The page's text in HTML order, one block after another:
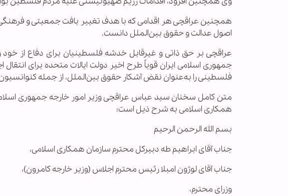
همچنین عراقچی هر اقدامی که با هدف تغییر بافت جمعیتی و
اصول عدالت و حقوق بین‌الملل دانست.
عراقچی بر حق ذاتی و غیرقابل خدشه فلسطینیان برای دفاع از خود و
جمهوری اسلامی ایران قویاً طرح اخیر دولت ایالات متحده برای
فلسطینی را به‌عنوان نقض آشکار حقوق بین‌الملل، از جمله
متن کامل سخنان سید عباس عراقچی وزیر امور خارجه جمهوری
همکاری اسلامی به شرح ذیل است:
بسم الله الرحمن الرحیم
جناب آقای ابراهیم طه دبیرکل محترم سازمان همکاری اسلامی،
جناب آقای لوژون امبلا رئیس محترم اجلاس (وزیر خارجه کامرون)،
وزرای محترم،